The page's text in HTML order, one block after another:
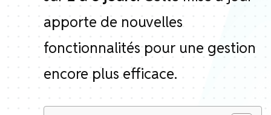
apporte de nouvelles
fonctionnalités pour une gestion
encore plus efficace.